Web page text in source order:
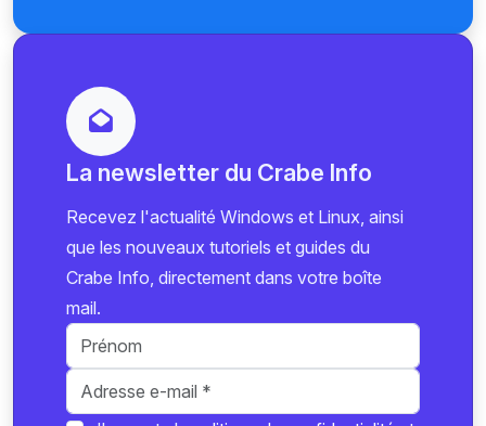
La newsletter du Crabe Info
Recevez l'actualité Windows et Linux, ainsi
que les nouveaux tutoriels et guides du
Crabe Info, directement dans votre boîte
mail.